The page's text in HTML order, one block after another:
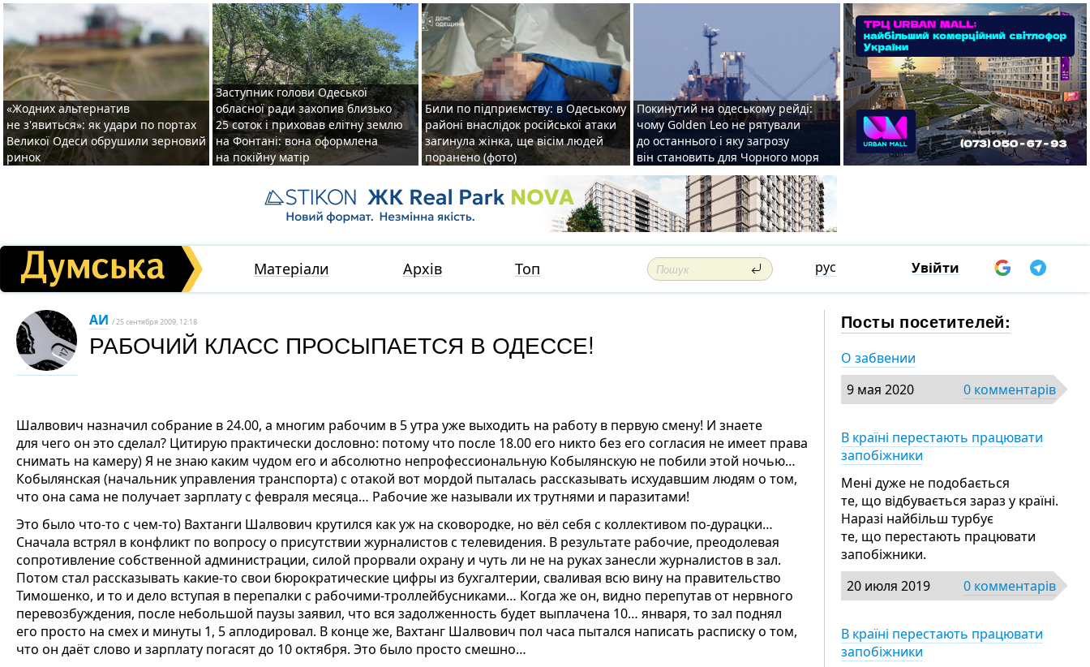
«Жодних альтернатив
не з'явиться»: як удари по портах
Великої Одеси обрушили зерновий
ринок
Заступник голови Одеської
обласної ради захопив близько
25 соток і приховав елітну землю
на Фонтані: вона оформлена
на покійну матір
Били по підприємству: в Одеському
районі внаслідок російської атаки
загинула жінка, ще вісім людей
поранено (фото)
Покинутий на одеському рейді:
чому Golden Leo не рятували
до останнього і яку загрозу
він становить для Чорного моря
Матеріали Архів Топ рус Увійти
АИ / 25 сентября 2009, 12:18
РАБОЧИЙ КЛАСС ПРОСЫПАЕТСЯ В ОДЕССЕ!
Шалвович назначил собрание в 24.00, а многим рабочим в 5 утра уже выходить на работу в первую смену! И знаете
для чего он это сделал? Цитирую практически дословно: потому что после 18.00 его никто без его согласия не имеет права
снимать на камеру) Я не знаю каким чудом его и абсолютно непрофессиональную Кобылянскую не побили этой ночью…
Кобылянская (начальник управления транспорта) с отакой вот мордой пыталась рассказывать исхудавшим людям о том,
что она сама не получает зарплату с февраля месяца… Рабочие же называли их трутнями и паразитами!
Это было что-то с чем-то) Вахтанги Шалвович крутился как уж на сковородке, но вёл себя с коллективом по-дурацки…
Сначала встрял в конфликт по вопросу о присутствии журналистов с телевидения. В результате рабочие, преодолевая
сопротивление собственной администрации, силой прорвали охрану и чуть ли не на руках занесли журналистов в зал.
Потом стал рассказывать какие-то свои бюрократические цифры из бухгалтерии, сваливая всю вину на правительство
Тимошенко, и то и дело вступая в перепалки с рабочими-троллейбусниками… Когда же он, видно перепутав от нервного
перевозбуждения, после небольшой паузы заявил, что вся задолженность будет выплачена 10… января, то зал поднял
его просто на смех и минуты 1, 5 аплодировал. В конце же, Вахтанг Шалвович пол часа пытался написать расписку о том,
что он даёт слово и зарплату погасят до 10 октября. Это было просто смешно…
Посты посетителей:
О забвении
9 мая 2020
0 комментарів
В країні перестають працювати
запобіжники
Мені дуже не подобається
те, що відбувається зараз у країні.
Наразі найбільш турбує
те, що перестають працювати
запобіжники.
20 июля 2019
0 комментарів
В країні перестають працювати
запобіжники